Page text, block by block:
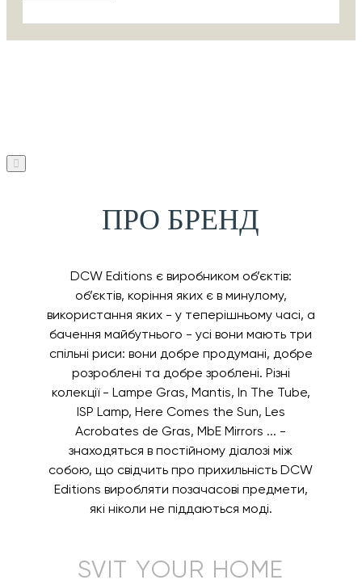
ПРО БРЕНД
DCW Editions є виробником об’єктів:
об’єктів, коріння яких є в минулому,
використання яких - у теперішньому часі, а
бачення майбутнього - усі вони мають три
спільні риси: вони добре продумані, добре
розроблені та добре зроблені. Різні
колекції - Lampe Gras, Mantis, In The Tube,
ISP Lamp, Here Comes the Sun, Les
Acrobates de Gras, MbE Mirrors ... -
знаходяться в постійному діалозі між
собою, що свідчить про прихильність DCW
Editions виробляти позачасові предмети,
які ніколи не піддаються моді.
SVIT YOUR HOME